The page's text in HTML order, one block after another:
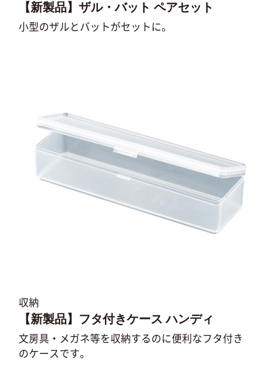
【新製品】ザル・バット ペアセット
小型のザルとバットがセットに。
収納
【新製品】フタ付きケース ハンディ
文房具・メガネ等を収納するのに便利なフタ付き
のケースです。